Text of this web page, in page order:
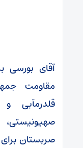
آقای بورسی
مقاومت
قلدرمآبی
صربستان